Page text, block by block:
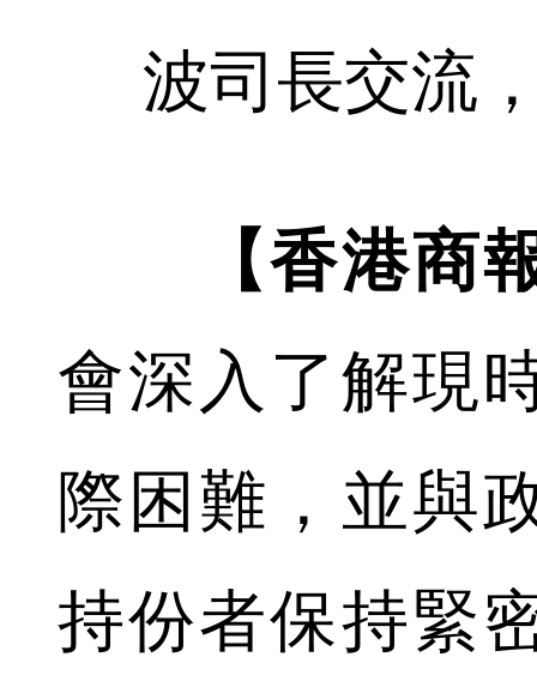
波司長交流
【香港商
會深入了解現
際困難，並與
持份者保持緊